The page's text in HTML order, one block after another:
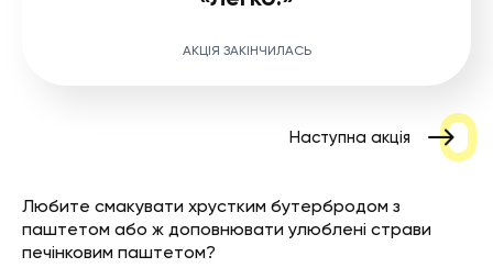
АКЦІЯ ЗАКІНЧИЛАСЬ
Наступна акція
Любите смакувати хрустким бутербродом з
паштетом або ж доповнювати улюблені страви
печінковим паштетом?